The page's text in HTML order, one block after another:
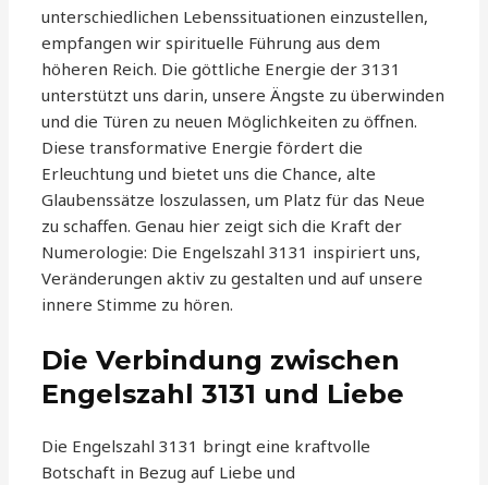
unterschiedlichen Lebenssituationen einzustellen,
empfangen wir spirituelle Führung aus dem
höheren Reich. Die göttliche Energie der 3131
unterstützt uns darin, unsere Ängste zu überwinden
und die Türen zu neuen Möglichkeiten zu öffnen.
Diese transformative Energie fördert die
Erleuchtung und bietet uns die Chance, alte
Glaubenssätze loszulassen, um Platz für das Neue
zu schaffen. Genau hier zeigt sich die Kraft der
Numerologie: Die Engelszahl 3131 inspiriert uns,
Veränderungen aktiv zu gestalten und auf unsere
innere Stimme zu hören.
Die Verbindung zwischen
Engelszahl 3131 und Liebe
Die Engelszahl 3131 bringt eine kraftvolle
Botschaft in Bezug auf Liebe und